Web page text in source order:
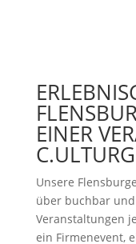
EINER
Unsere
über buchbar
Veranstaltungen
ein Firmenevent,